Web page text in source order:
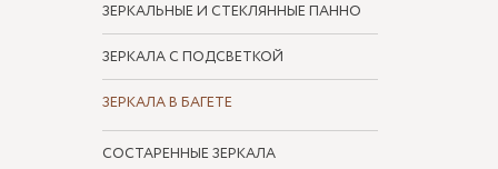
ЗЕРКАЛЬНЫЕ И СТЕКЛЯННЫЕ ПАННО
ЗЕРКАЛА С ПОДСВЕТКОЙ
ЗЕРКАЛА В БАГЕТЕ
СОСТАРЕННЫЕ ЗЕРКАЛА